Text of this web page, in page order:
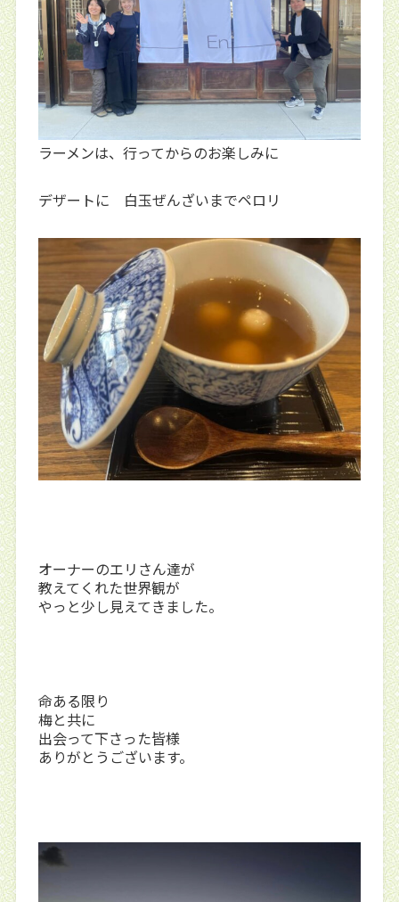
ラーメンは、行ってからのお楽しみに
デザートに 白玉ぜんざいまでペロリ
オーナーのエリさん達が
教えてくれた世界観が
やっと少し見えてきました。
命ある限り
梅と共に
出会って下さった皆様
ありがとうございます。